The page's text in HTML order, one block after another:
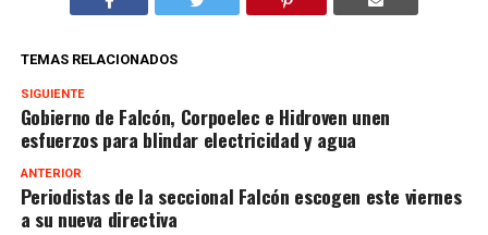
TEMAS RELACIONADOS
SIGUIENTE
Gobierno de Falcón, Corpoelec e Hidroven unen
esfuerzos para blindar electricidad y agua
ANTERIOR
Periodistas de la seccional Falcón escogen este viernes
a su nueva directiva